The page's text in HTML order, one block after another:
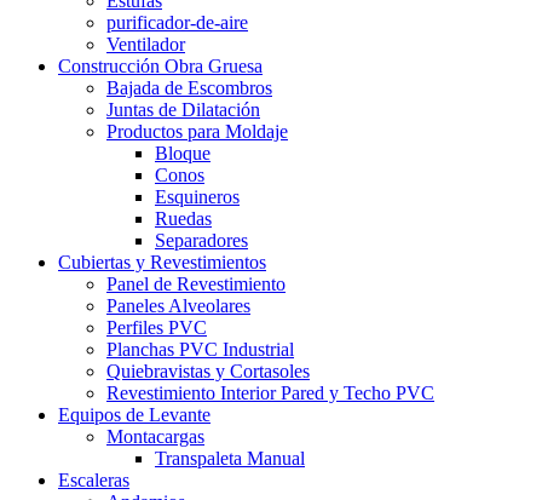
purificador-de-aire
Ventilador
Construcción Obra Gruesa
Bajada de Escombros
Juntas de Dilatación
Productos para Moldaje
Bloque
Conos
Esquineros
Ruedas
Separadores
Cubiertas y Revestimientos
Panel de Revestimiento
Paneles Alveolares
Perfiles PVC
Planchas PVC Industrial
Quiebravistas y Cortasoles
Revestimiento Interior Pared y Techo PVC
Equipos de Levante
Montacargas
Transpaleta Manual
Escaleras